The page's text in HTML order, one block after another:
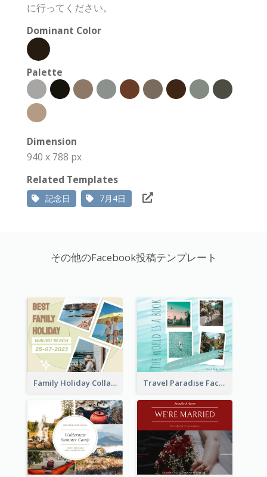
に行ってください。
Dominant Color
Palette
Dimension
940 x 788 px
Related Templates
記念日 7月4日
その他のFacebook投稿テンプレート
Family Holiday Collage Facebook Post Travel Paradise Facebook Post